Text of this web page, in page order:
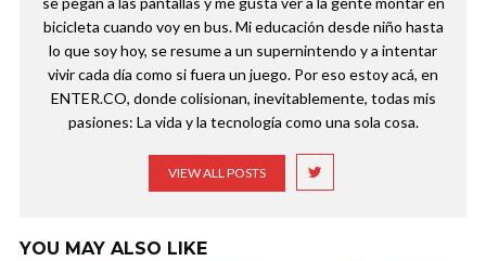
bicicleta cuando voy en bus. Mi educación desde niño hasta
lo que soy hoy, se resume a un supernintendo y a intentar
vivir cada día como si fuera un juego. Por eso estoy acá, en
ENTER.CO, donde colisionan, inevitablemente, todas mis
pasiones: La vida y la tecnología como una sola cosa.
VIEW ALL POSTS
YOU MAY ALSO LIKE